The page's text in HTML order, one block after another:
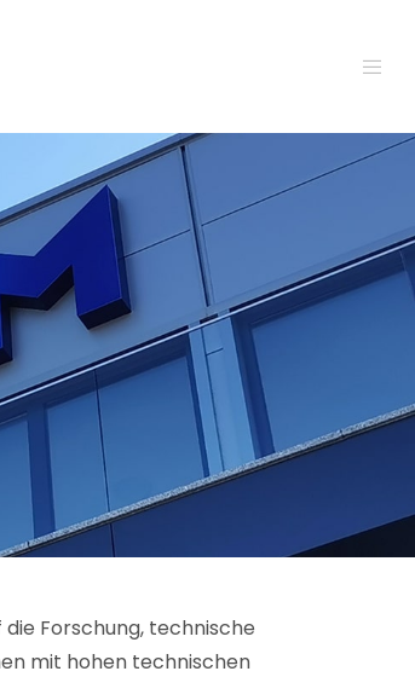
Forschung, technische
mit hohen technischen